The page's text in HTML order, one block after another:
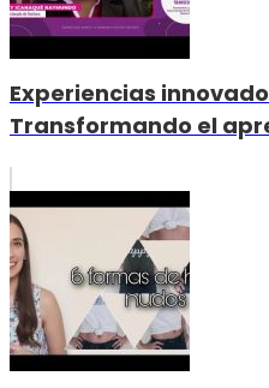
Experiencias
Transformando el